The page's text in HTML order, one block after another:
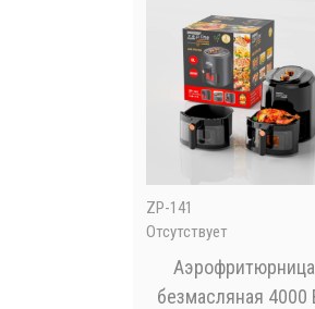
ZP-141
Отсутствует
Аэрофритюрница
безмасляная 4000 Вт